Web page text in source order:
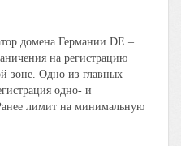
домена Германии DE –
на регистрацию
зоне. Одно из главных
одно- и
лимит на минимальную